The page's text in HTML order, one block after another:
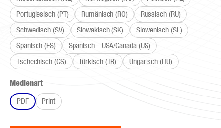
Portugiesisch (PT)
Rumänisch (RO)
Russisch (RU)
Schwedisch (SV)
Slowakisch (SK)
Slowenisch (SL)
Spanisch (ES)
Spanisch - USA/Canada (US)
Tschechisch (CS)
Türkisch (TR) Ungarisch (HU)
Medienartauswählen
PDF
Print